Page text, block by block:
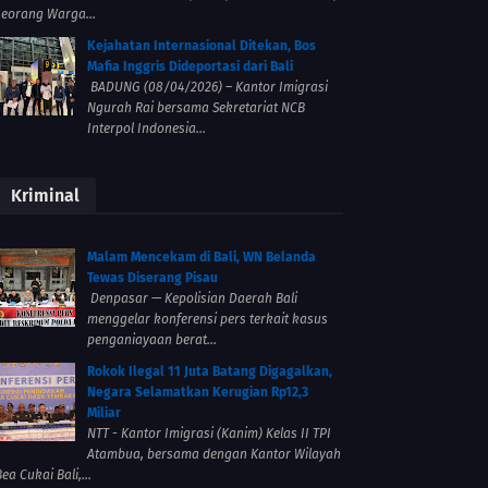
Warga...
Kejahatan Internasional Ditekan, Bos
Mafia Inggris Dideportasi dari Bali
BADUNG (08/04/2026) – Kantor Imigrasi
Ngurah Rai bersama Sekretariat NCB
Interpol Indonesia...
Kriminal
Malam Mencekam di Bali, WN Belanda
Tewas Diserang Pisau
Denpasar — Kepolisian Daerah Bali
menggelar konferensi pers terkait kasus
penganiayaan berat...
Rokok Ilegal 11 Juta Batang Digagalkan,
Negara Selamatkan Kerugian Rp12,3
Miliar
NTT - Kantor Imigrasi (Kanim) Kelas II TPI
Atambua, bersama dengan Kantor Wilayah
Cukai Bali,...